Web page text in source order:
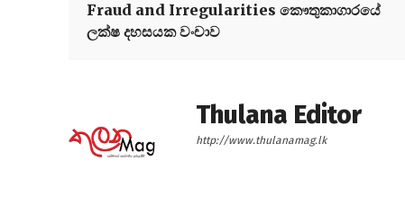
Fraud and Irregularities කෞතුකාගාරයේ
ලක්ෂ දහසයක වංචාව
Thulana Editor
http://www.thulanamag.lk